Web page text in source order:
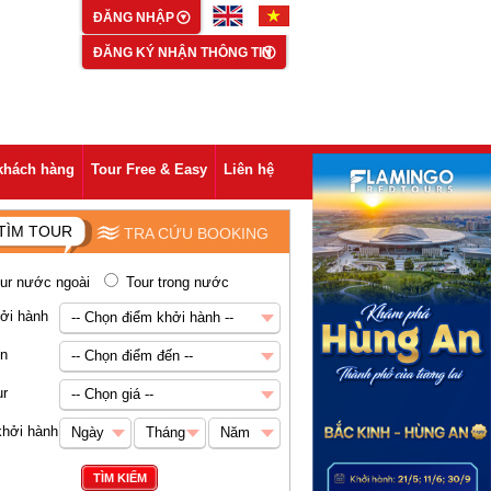
ĐĂNG NHẬP
ĐĂNG KÝ NHẬN THÔNG TIN
hàng Tour Free & Easy Liên hệ
TOUR TRA CỨU BOOKING
nước ngoài Tour trong nước
hành
-- Chọn điểm khởi hành --
-- Chọn điểm khởi hành --
Hà Nội
-- Chọn điểm đến --
-- Chọn điểm đến --
Châu Á
Abu Dhabi
Ai Cập
-- Chọn giá --
-- Chọn giá --
hành
Ngày
Ngày
Tháng
Tháng
Năm
TÌM KIẾM